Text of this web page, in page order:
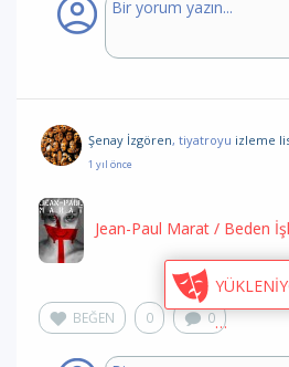
Şenay İzgören, tiyatroyu izleme
1 yıl önce
Jean-Paul Marat / Beden
BEĞEN 0 0